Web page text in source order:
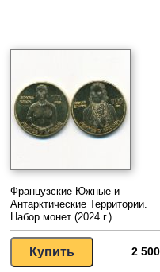
Французские Южные и
Антарктические Территории.
Набор монет (2024 г.)
2